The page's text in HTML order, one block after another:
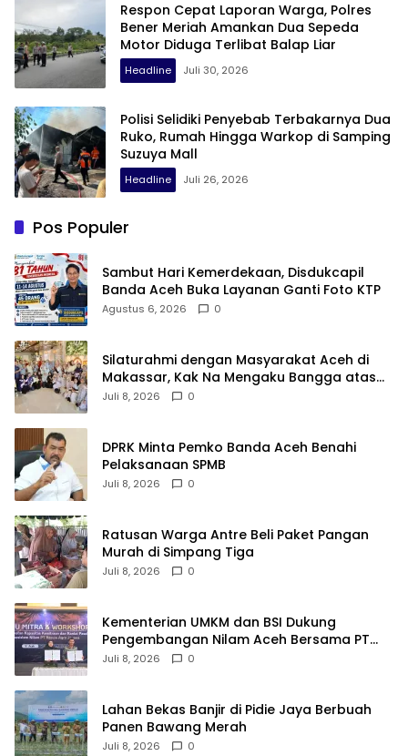
Respon Cepat Laporan Warga, Polres
Bener Meriah Amankan Dua Sepeda
Motor Diduga Terlibat Balap Liar
Headline Juli 30, 2026
Polisi Selidiki Penyebab Terbakarnya Dua
Ruko, Rumah Hingga Warkop di Samping
Suzuya Mall
Headline Juli 26, 2026
Pos Populer
Sambut Hari Kemerdekaan, Disdukcapil
Banda Aceh Buka Layanan Ganti Foto KTP
Agustus 6, 2026 0
Silaturahmi dengan Masyarakat Aceh di
Makassar, Kak Na Mengaku Bangga atas
Kekompakan Perantau Aceh
Juli 8, 2026 0
DPRK Minta Pemko Banda Aceh Benahi
Pelaksanaan SPMB
Juli 8, 2026 0
Ratusan Warga Antre Beli Paket Pangan
Murah di Simpang Tiga
Juli 8, 2026 0
Kementerian UMKM dan BSI Dukung
Pengembangan Nilam Aceh Bersama PT
Razma Agro Jayana
Juli 8, 2026 0
Lahan Bekas Banjir di Pidie Jaya Berbuah
Panen Bawang Merah
Juli 8, 2026 0